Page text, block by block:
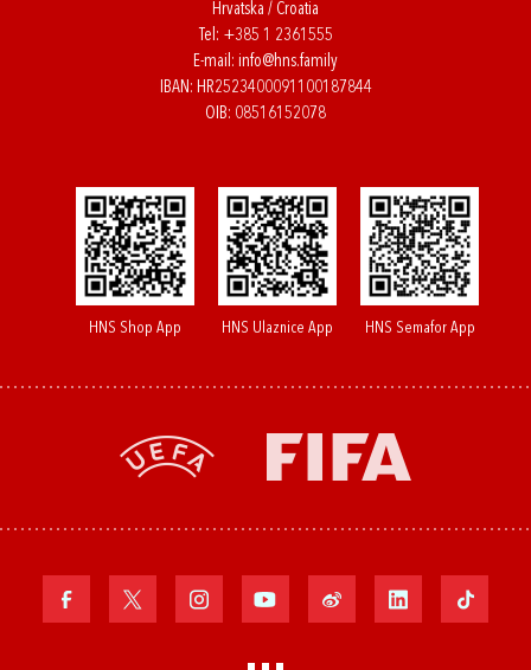
Hrvatska / Croatia
Tel: +385 1 2361555
E-mail: info@hns.family
IBAN: HR2523400091100187844
OIB: 08516152078
HNS Shop App HNS Ulaznice App HNS Semafor App